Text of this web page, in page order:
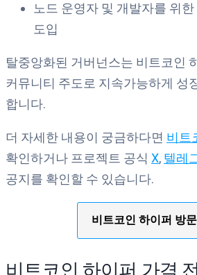
노드 운영자 및 개발자를 위
도입
탈중앙화된 거버넌스는 비트코인
커뮤니티 주도로 지속가능하게 성
합니다.
더 자세한 내용이 궁금하다면 비트
확인하거나 프로젝트 공식 X, 텔레
공지를 확인할 수 있습니다.
비트코인 하이퍼 방문
비트코인 하이퍼 가격